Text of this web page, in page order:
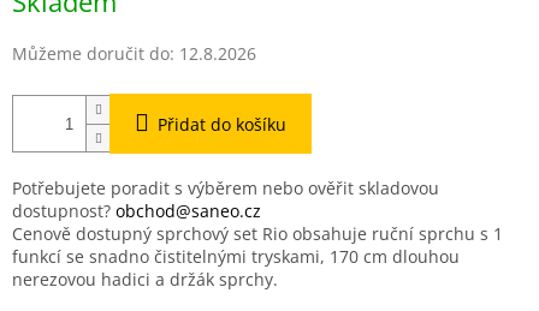
cena:
Můžeme doručit do: 12.8.2026
Přidat do košíku
Potřebujete poradit s výběrem nebo ověřit skladovou
dostupnost? obchod@saneo.cz
Cenově dostupný sprchový set Rio obsahuje ruční sprchu s 1
funkcí se snadno čistitelnými tryskami, 170 cm dlouhou
nerezovou hadici a držák sprchy.